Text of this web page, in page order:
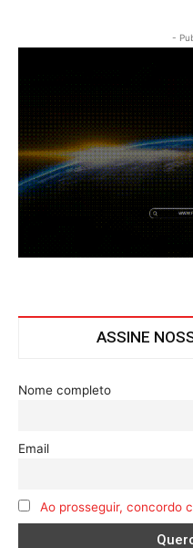
-
ASSINE
Nome completo
Email
Ao prosseguir, concordo